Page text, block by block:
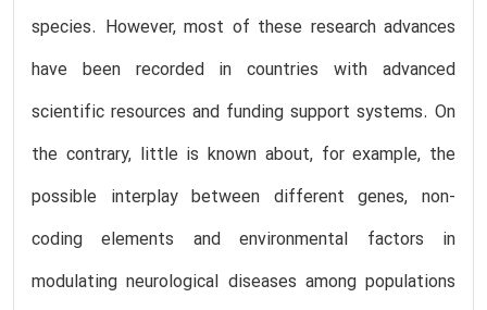
species. However, most of these research advances
have been recorded in countries with advanced
scientific resources and funding support systems. On
the contrary, little is known about, for example, the
possible interplay between different genes, non-
coding elements and environmental factors in
modulating neurological diseases among populations